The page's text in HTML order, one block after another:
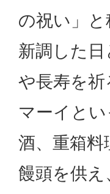
の祝い」
新調した
や長寿を
マーイと
酒、重箱料
饅頭を供